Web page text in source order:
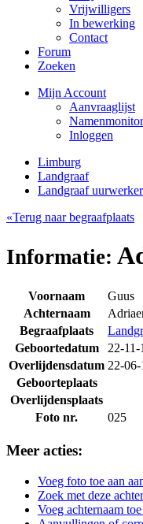
Vrijwilligers
In bewerking
Contact
Forum
Zoeken
Mijn Account
Aanvraaglijst
Namenmonitor
Inloggen
Limburg
Landgraaf
Landgraaf
«Terug naar begraafplaats
Informatie:
Voornaam
Guus
Achternaam
Begraafplaats
Geboortedatum
22-11-
Overlijdensdatum 22-
Geboorteplaats
Overlijdensplaats
Foto nr.
025
Meer acties:
Voeg foto toe aan
Zoek met deze
Voeg achternaam